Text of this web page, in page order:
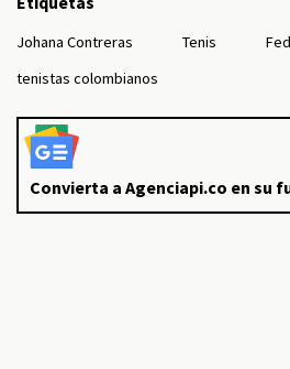
Johana Contreras Tenis
tenistas colombianos
Convierta a Agenciapi.co en su